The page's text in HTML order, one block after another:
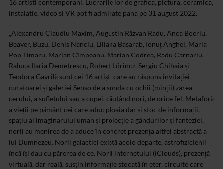
16 artisti contemporani. Lucrarile lor de grafica, pictura, ceramica,
instalatie, video si VR pot fi admirate pana pe 31 august 2022.
„Alexandru Claudiu Maxim, Augustin Răzvan Radu, Anca Boeriu,
Beaver, Buzu, Denis Nanciu, Liliana Basarab, Ionuț Anghel, Maria
Pop Timaru, Marian Cîmpeanu, Marian Codrea, Radu Carnariu,
Raluca Ilaria Demetrescu, Robert Lörincz, Sergiu Chihaia și
Teodora Gavrilă sunt cei 16 artiști care au răspuns invitației
curatoarei și galeriei Senso de a sonda cu ochii (minții) zarea
cerului, a sufletului sau a cupei, căutând nori, de orice fel. Metaforă
a vieții pe pământ cei care aduc ploaia dar și stoc de informații,
spațiu al imaginarului uman și proiecție a gândurilor și fanteziei,
norii au menirea de a aduce în concret prezența altfel abstractă a
lui Dumnezeu. Norii galactici există acolo departe, astrofizicienii
încă își dau cu părerea de ce. Norii internetului (iClouds), prezență
virtuală, dar reală, susțin informație stocată în eter, circuite care